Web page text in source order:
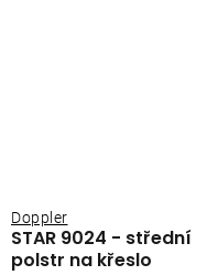
STAR 9024 - střední
polstr na křeslo
Doppler